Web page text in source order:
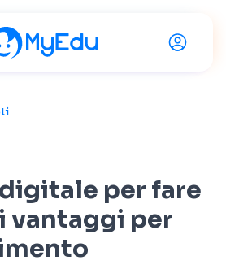
per fare
vantaggi per